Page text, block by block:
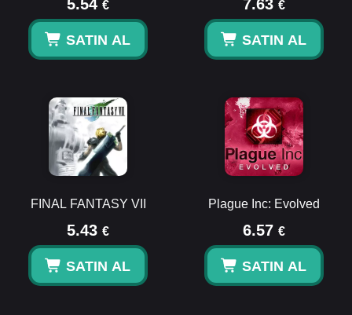
5.54 €
SATIN AL
7.63 €
SATIN AL
FINAL FANTASY VII
5.43 €
SATIN AL
Plague Inc: Evolved
6.57 €
SATIN AL